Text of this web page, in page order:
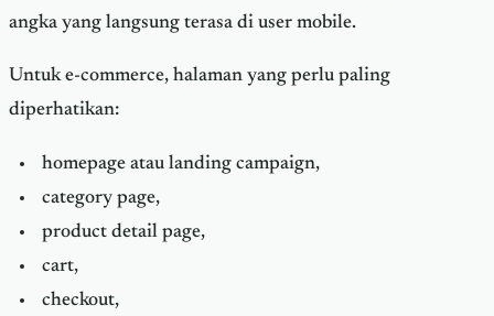
angka yang langsung terasa di user mobile.
Untuk e-commerce, halaman yang perlu paling
diperhatikan:
homepage atau landing campaign,
category page,
product detail page,
cart,
checkout,